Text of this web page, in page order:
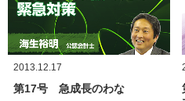
2013.12.17
第17号 急成長のわな